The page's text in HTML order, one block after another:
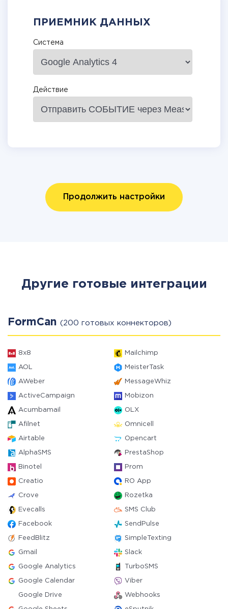
ПРИЕМНИК ДАННЫХ
Система
Действие
Продолжить настройки
Другие готовые интеграции
FormCan (200 готовых коннекторов)
8x8 Mailchimp
AOL MeisterTask
AWeber MessageWhiz
ActiveCampaign Mobizon
Acumbamail OLX
Afilnet Omnicell
Airtable Opencart
AlphaSMS PrestaShop
Binotel Prom
Creatio RO App
Crove Rozetka
Evecalls SMS Club
Facebook SendPulse
FeedBlitz SimpleTexting
Gmail Slack
Google Analytics TurboSMS
Google Calendar Viber
Google Drive Webhooks